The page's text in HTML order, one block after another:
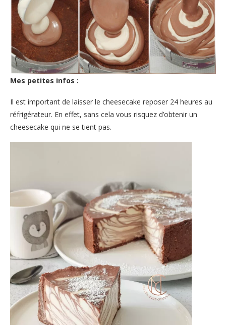
Mes petites infos :
Il est important de laisser le cheesecake reposer 24 heures au
réfrigérateur. En effet, sans cela vous risquez d’obtenir un
cheesecake qui ne se tient pas.